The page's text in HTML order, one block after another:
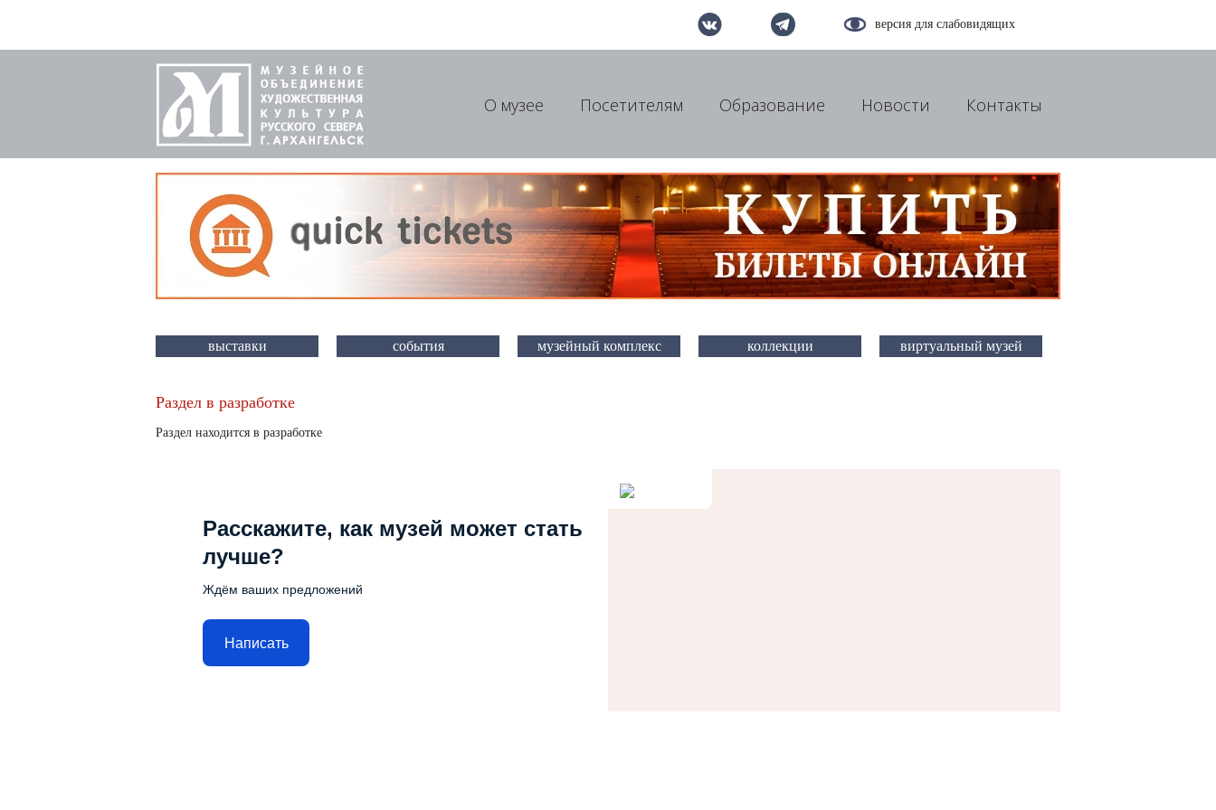
версия для слабовидящих
О музее Посетителям Образование Новости Контакты
выставки события музейный комплекс коллекции виртуальный музей
Раздел в разработке
Раздел находится в разработке
Расскажите, как музей может стать
лучше?
Ждём ваших предложений
Написать